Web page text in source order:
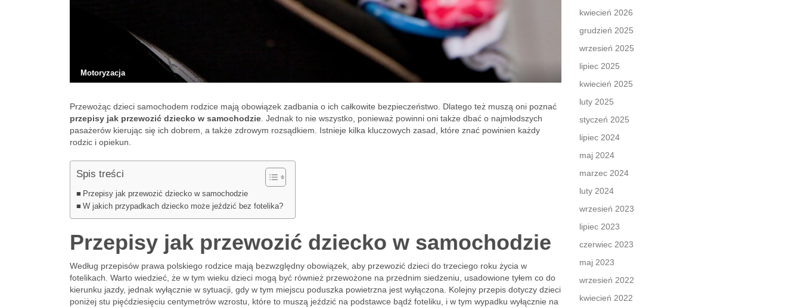
Motoryzacja
Przewożąc dzieci samochodem rodzice mają obowiązek zadbania o ich całkowite bezpieczeństwo. Dlatego też muszą oni poznać
przepisy jak przewozić dziecko w samochodzie . Jednak to nie wszystko, ponieważ powinni oni także dbać o najmłodszych
pasażerów kierując się ich dobrem, a także zdrowym rozsądkiem. Istnieje kilka kluczowych zasad, które znać powinien każdy
rodzic i opiekun.
Spis treści
Przepisy jak przewozić dziecko w samochodzie
W jakich przypadkach dziecko może jeździć bez fotelika?
Przepisy jak przewozić dziecko w samochodzie
Według przepisów prawa polskiego rodzice mają bezwzględny obowiązek, aby przewozić dzieci do trzeciego roku życia w
fotelikach. Warto wiedzieć, że w tym wieku dzieci mogą być również przewożone na przednim siedzeniu, usadowione tyłem co do
kierunku jazdy, jednak wyłącznie w sytuacji, gdy w tym miejscu poduszka powietrzna jest wyłączona. Kolejny przepis dotyczy dzieci
poniżej stu pięćdziesięciu centymetrów wzrostu, które to muszą jeździć na podstawce bądź foteliku, i w tym wypadku wyłącznie na
kwiecień 2026
grudzień 2025
wrzesień 2025
lipiec 2025
kwiecień 2025
luty 2025
styczeń 2025
lipiec 2024
maj 2024
marzec 2024
luty 2024
wrzesień 2023
lipiec 2023
czerwiec 2023
maj 2023
wrzesień 2022
kwiecień 2022